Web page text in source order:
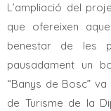
L’ampliació del
que ofereixen
benestar de les
pausadament un
“Banys de Bosc”
de Turisme de la